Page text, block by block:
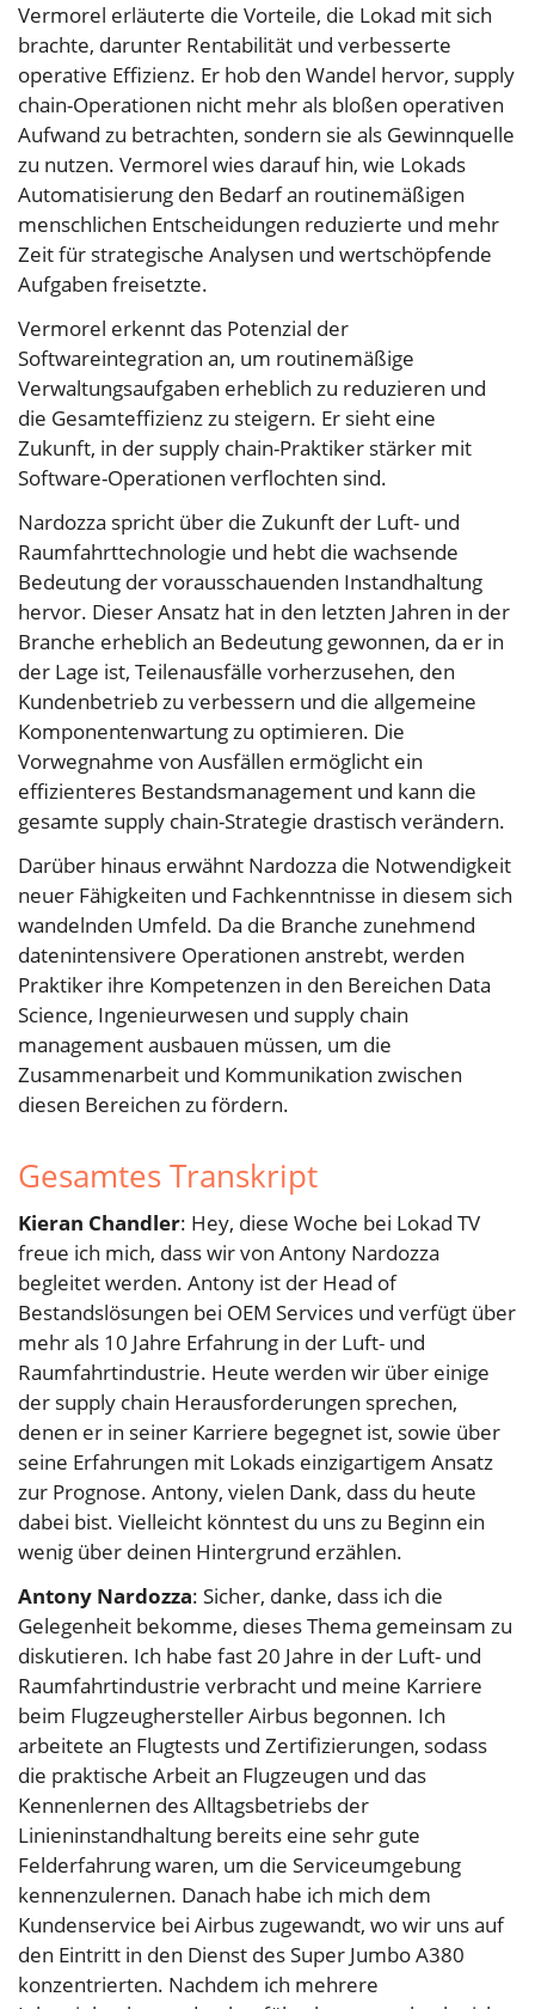
Vermorel erläuterte die Vorteile, die Lokad mit sich
brachte, darunter Rentabilität und verbesserte
operative Effizienz. Er hob den Wandel hervor, supply
chain-Operationen nicht mehr als bloßen operativen
Aufwand zu betrachten, sondern sie als Gewinnquelle
zu nutzen. Vermorel wies darauf hin, wie Lokads
Automatisierung den Bedarf an routinemäßigen
menschlichen Entscheidungen reduzierte und mehr
Zeit für strategische Analysen und wertschöpfende
Aufgaben freisetzte.
Vermorel erkennt das Potenzial der
Softwareintegration an, um routinemäßige
Verwaltungsaufgaben erheblich zu reduzieren und
die Gesamteffizienz zu steigern. Er sieht eine
Zukunft, in der supply chain-Praktiker stärker mit
Software-Operationen verflochten sind.
Nardozza spricht über die Zukunft der Luft- und
Raumfahrttechnologie und hebt die wachsende
Bedeutung der vorausschauenden Instandhaltung
hervor. Dieser Ansatz hat in den letzten Jahren in der
Branche erheblich an Bedeutung gewonnen, da er in
der Lage ist, Teilenausfälle vorherzusehen, den
Kundenbetrieb zu verbessern und die allgemeine
Komponentenwartung zu optimieren. Die
Vorwegnahme von Ausfällen ermöglicht ein
effizienteres Bestandsmanagement und kann die
gesamte supply chain-Strategie drastisch verändern.
Darüber hinaus erwähnt Nardozza die Notwendigkeit
neuer Fähigkeiten und Fachkenntnisse in diesem sich
wandelnden Umfeld. Da die Branche zunehmend
datenintensivere Operationen anstrebt, werden
Praktiker ihre Kompetenzen in den Bereichen Data
Science, Ingenieurwesen und supply chain
management ausbauen müssen, um die
Zusammenarbeit und Kommunikation zwischen
diesen Bereichen zu fördern.
Gesamtes Transkript
Kieran Chandler: Hey, diese Woche bei Lokad TV
freue ich mich, dass wir von Antony Nardozza
begleitet werden. Antony ist der Head of
Bestandslösungen bei OEM Services und verfügt über
mehr als 10 Jahre Erfahrung in der Luft- und
Raumfahrtindustrie. Heute werden wir über einige
der supply chain Herausforderungen sprechen,
denen er in seiner Karriere begegnet ist, sowie über
seine Erfahrungen mit Lokads einzigartigem Ansatz
zur Prognose. Antony, vielen Dank, dass du heute
dabei bist. Vielleicht könntest du uns zu Beginn ein
wenig über deinen Hintergrund erzählen.
Antony Nardozza: Sicher, danke, dass ich die
Gelegenheit bekomme, dieses Thema gemeinsam zu
diskutieren. Ich habe fast 20 Jahre in der Luft- und
Raumfahrtindustrie verbracht und meine Karriere
beim Flugzeughersteller Airbus begonnen. Ich
arbeitete an Flugtests und Zertifizierungen, sodass
die praktische Arbeit an Flugzeugen und das
Kennenlernen des Alltagsbetriebs der
Linieninstandhaltung bereits eine sehr gute
Felderfahrung waren, um die Serviceumgebung
kennenzulernen. Danach habe ich mich dem
Kundenservice bei Airbus zugewandt, wo wir uns auf
den Eintritt in den Dienst des Super Jumbo A380
konzentrierten. Nachdem ich mehrere